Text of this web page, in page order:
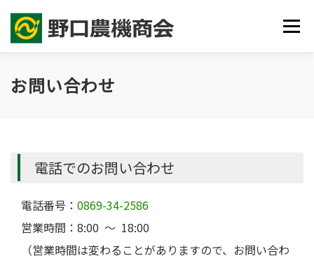
テ
メニ
農機具の販売・修理・買取
お問い合わせ
電話でのお問い合わせ
電話番号： 0869-34-2586
営業時間：8:00 ～ 18:00
（営業時間は変わることがありますので、お問い合わ